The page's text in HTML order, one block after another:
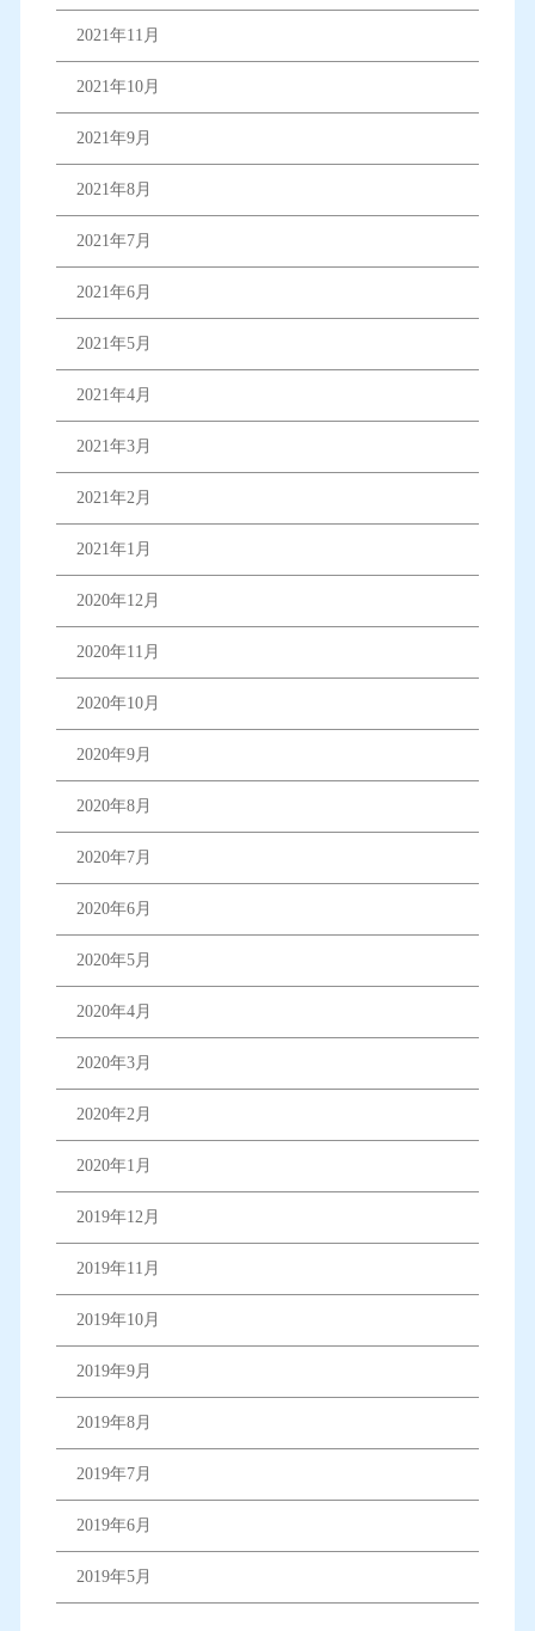
2021年11月
2021年10月
2021年9月
2021年8月
2021年7月
2021年6月
2021年5月
2021年4月
2021年3月
2021年2月
2021年1月
2020年12月
2020年11月
2020年10月
2020年9月
2020年8月
2020年7月
2020年6月
2020年5月
2020年4月
2020年3月
2020年2月
2020年1月
2019年12月
2019年11月
2019年10月
2019年9月
2019年8月
2019年7月
2019年6月
2019年5月